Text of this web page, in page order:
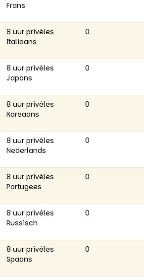
Frans
8 uur privéles
Italiaans
0
8 uur privéles
Japans
0
8 uur privéles
Koreaans
0
8 uur privéles
Nederlands
0
8 uur privéles
Portugees
0
8 uur privéles
Russisch
0
8 uur privéles
Spaans
0